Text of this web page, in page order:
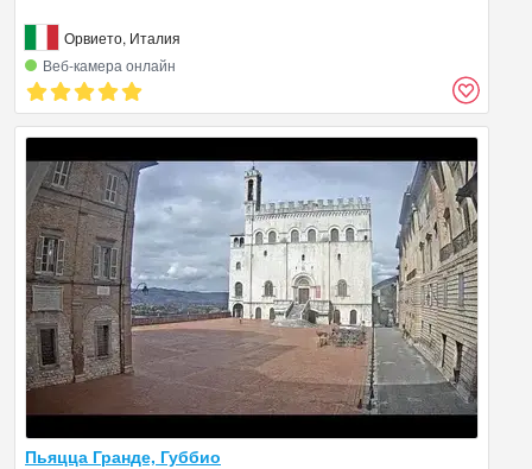
Орвието, Италия
Веб‑камера онлайн
Пьяцца Гранде, Губбио